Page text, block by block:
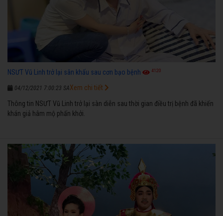
NSƯT Vũ Linh trở lại sân khấu sau cơn bạo bệnh 4120
04/12/2021 7:00:23 SA
Thông tin NSƯT Vũ Linh trở lại sàn diễn sau thời gian điều trị bệnh đã khiến
khán giả hâm mộ phấn khởi.
Xem chi tiết